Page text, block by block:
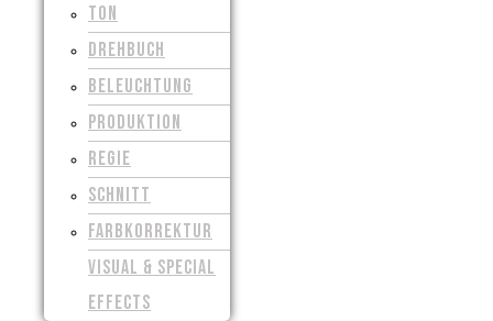
TON
DREHBUCH
BELEUCHTUNG
PRODUKTION
REGIE
SCHNITT
FARBKORREKTUR
VISUAL & SPECIAL
EFFECTS